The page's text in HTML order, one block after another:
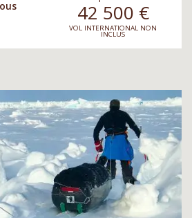
42 500 €
VOL INTERNATIONAL NON
INCLUS